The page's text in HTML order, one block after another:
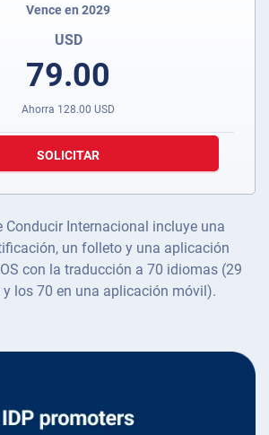
Vence en 2029
USD
79.00
Ahorra 128.00 USD
SOLICITAR
Conducir Internacional incluye una
un folleto y una aplicación
con la traducción a 70 idiomas (29
los 70 en una aplicación móvil).